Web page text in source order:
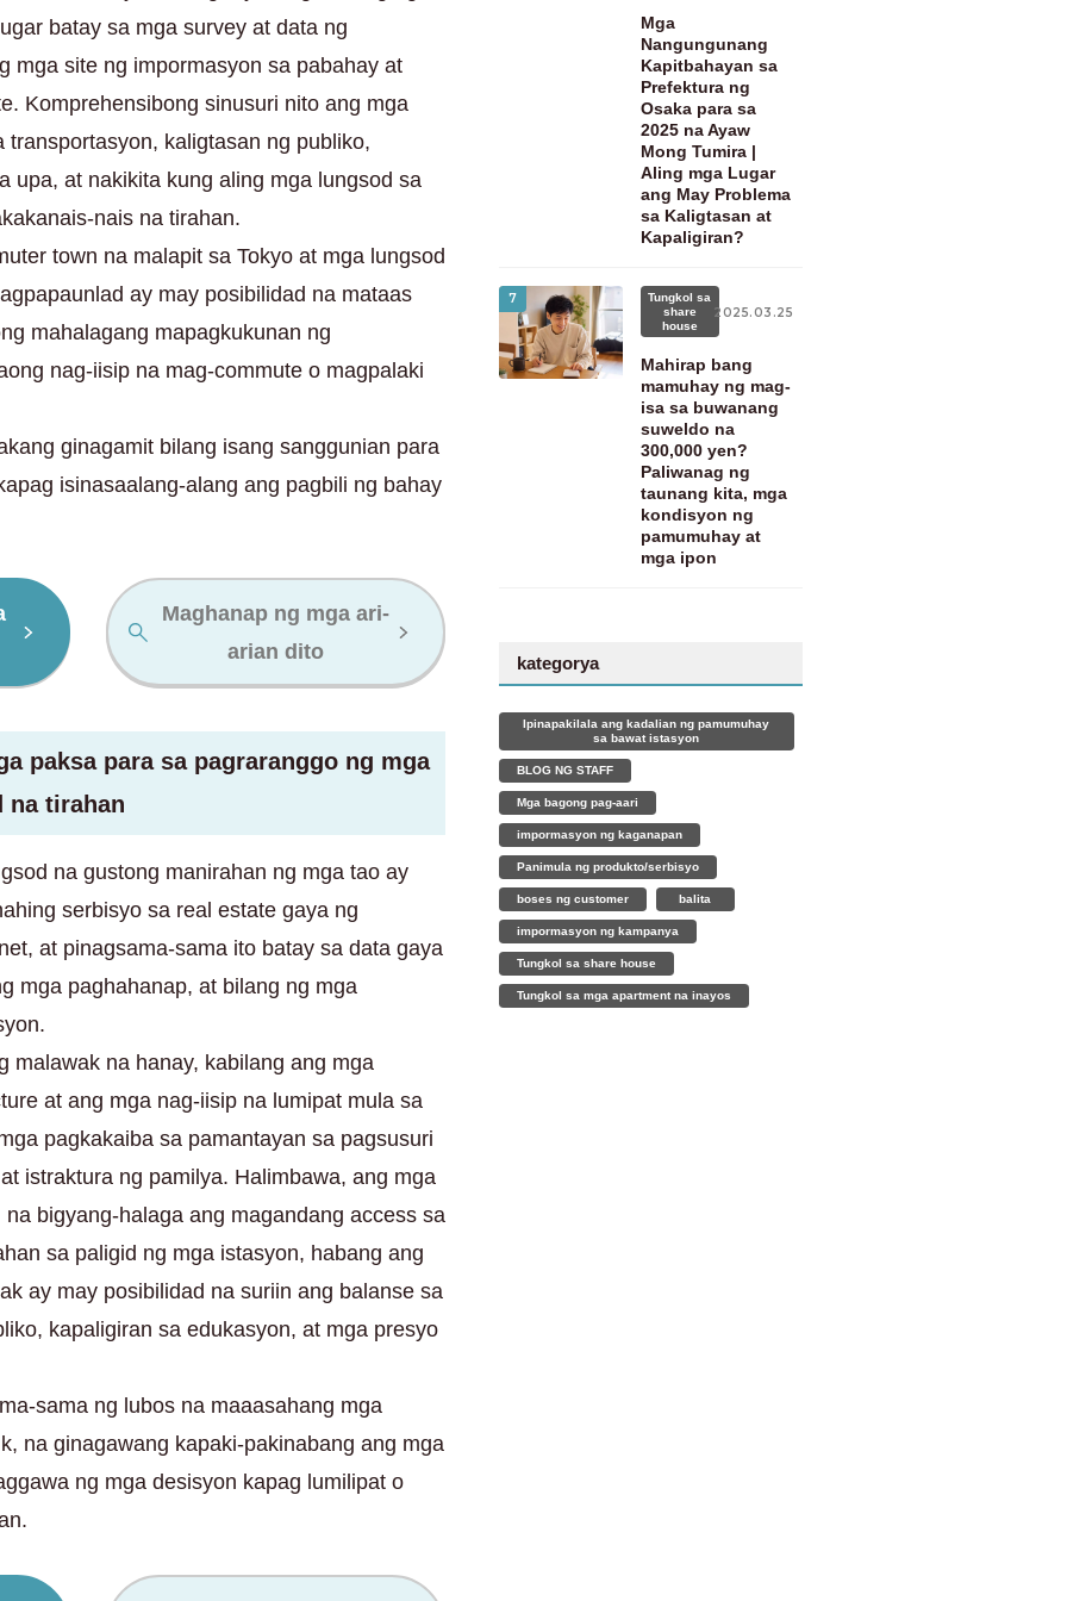
batay sa mga survey at data ng
mga site ng impormasyon sa pabahay at
Komprehensibong sinusuri nito ang mga
kaligtasan ng publiko,
upa, at nakikita kung aling mga lungsod sa
nais na tirahan.
town na malapit sa Tokyo at mga lungsod
ay may posibilidad na mataas
mahalagang mapagkukunan ng
nag-iisip na mag-commute o magpalaki
ginagamit bilang isang sanggunian para
isinasaalang-alang ang pagbili ng bahay
Maghanap ng mga ari-
arian dito
paksa para sa pagraranggo ng mga
na tirahan
na gustong manirahan ng mga tao ay
serbisyo sa real estate gaya ng
at pinagsama-sama ito batay sa data gaya
mga paghahanap, at bilang ng mga
malawak na hanay, kabilang ang mga
at ang mga nag-iisip na lumipat mula sa
pagkakaiba sa pamantayan sa pagsusuri
istraktura ng pamilya. Halimbawa, ang mga
bigyang-halaga ang magandang access sa
sa paligid ng mga istasyon, habang ang
ay may posibilidad na suriin ang balanse sa
kapaligiran sa edukasyon, at mga presyo
sama ng lubos na maaasahang mga
na ginagawang kapaki-pakinabang ang mga
ng mga desisyon kapag lumilipat o
Mga
Nangungunang
Kapitbahayan sa
Prefektura ng
Osaka para sa
2025 na Ayaw
Mong Tumira |
Aling mga Lugar
ang May Problema
sa Kaligtasan at
Kapaligiran?
7
Tungkol sa
share
house
2025.03.25
Mahirap bang
mamuhay ng mag-
isa sa buwanang
suweldo na
300,000 yen?
Paliwanag ng
taunang kita, mga
kondisyon ng
pamumuhay at
mga ipon
kategorya
Ipinapakilala ang kadalian ng pamumuhay
sa bawat istasyon
BLOG NG STAFF
Mga bagong pag-aari
impormasyon ng kaganapan
Panimula ng produkto/serbisyo
boses ng customer balita
impormasyon ng kampanya
Tungkol sa share house
Tungkol sa mga apartment na inayos